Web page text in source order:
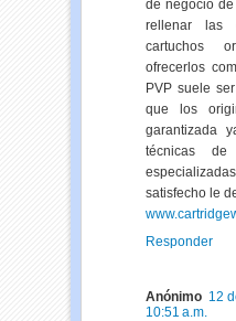
de negocio
rellenar las
cartuchos
ofrecerlos
PVP suele
que los
garantizada
técnicas
satisfecho le
Responder
Anónimo 12
10:51 a.m.